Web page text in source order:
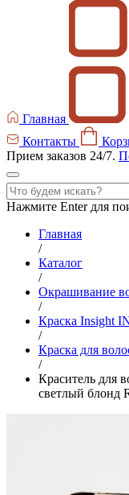
Главная
Контакты
Прием заказов 24/7.
Нажмите Enter для
Главная
/
Каталог
/
Окрашивание
/
Краска Insight
/
Краска для
/
Краситель для
светлый блонд